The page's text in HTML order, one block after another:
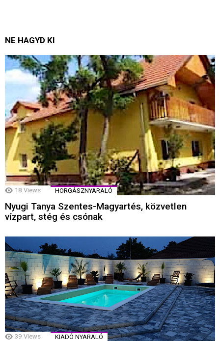
NE HAGYD KI
18 Views HORGÁSZNYARALÓ
Nyugi Tanya Szentes-Magyartés, közvetlen
vízpart, stég és csónak
39 Views KIADÓ NYARALÓ